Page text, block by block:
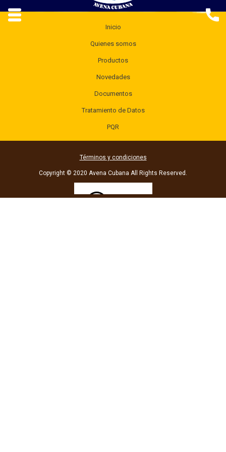
Inicio
Quienes somos
Productos
Novedades
Documentos
Tratamiento de Datos
PQR
Términos y condiciones
Copyright © 2020 Avena Cubana All Rights Reserved.